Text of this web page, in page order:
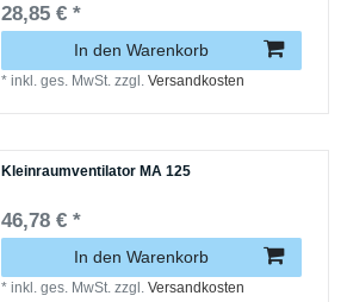
28,85 € *
In den Warenkorb
*inkl. ges. MwSt. zzgl.Versandkosten
Kleinraumventilator MA 125
46,78 € *
In den Warenkorb
*inkl. ges. MwSt. zzgl.Versandkosten